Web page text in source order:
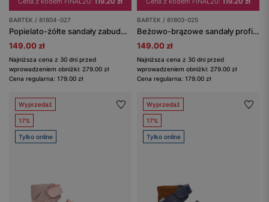
BARTEK / 81804-027
Popielato-żółte sandały zabudowane dla chłopca BARTEK 81804-027
149.00 zł
Najniższa cena z 30 dni przed
wprowadzeniem obniżki: 279.00 zł
Cena regularna: 179.00 zł
BARTEK / 81803-025
Beżowo-brązowe sandały profilaktyczne dla dziewczynki BARTEK 81803-025
149.00 zł
Najniższa cena z 30 dni przed
wprowadzeniem obniżki: 279.00 zł
Cena regularna: 179.00 zł
Wyprzedaż
17%
Tylko online
Wyprzedaż
17%
Tylko online